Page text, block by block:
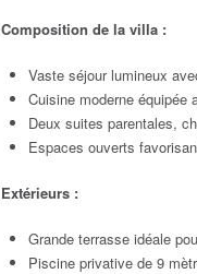
Composition de la villa :
Vaste séjour lumineux
Cuisine moderne
Deux suites parentales,
Espaces ouverts
Extérieurs :
Grande terrasse idéale
Piscine privative de 9